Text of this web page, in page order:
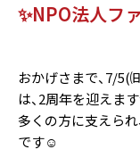
✨NPO法人フ
おかげさまで、7/5(
は、2周年を迎えま
多くの方に支えら
です☺️